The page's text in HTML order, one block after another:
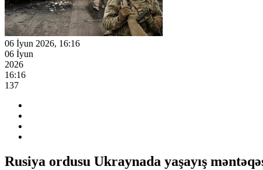
06 İyun 2026, 16:16
06 İyun
2026
16:16
137
Rusiya ordusu Ukraynada yaşayış